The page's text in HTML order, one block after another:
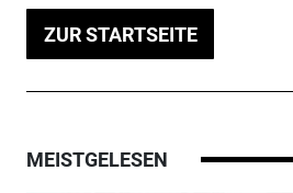
ZUR STARTSEITE
MEISTGELESEN